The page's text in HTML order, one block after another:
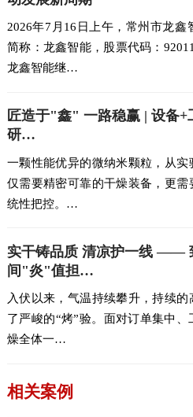
2026年7月16日上午，常州市龙
简称：龙鑫智能，股票代码：
龙鑫智能继…
匠造于"鑫" 一路稳赢 | 设备+
研…
一颗性能优异的微纳米颗粒，从
仅需要精密可靠的干燥装备，更
统性把控。…
实干铸品质 清凉护一线 ——
间"炎"值担…
入伏以来，气温持续攀升，持续
了严峻的“烤”验。面对订单集中
燥全体一…
相关案例